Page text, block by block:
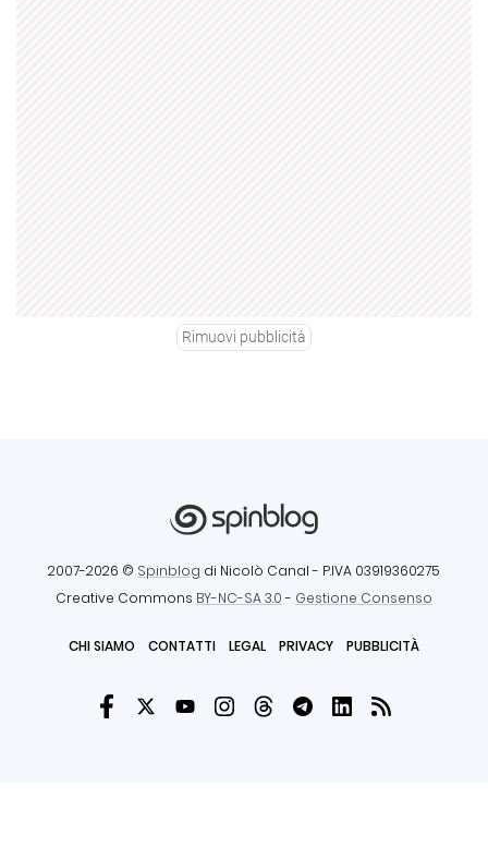
Rimuovi pubblicità
2007-2026 © Spinblog di Nicolò Canal - P.IVA 03919360275
Creative Commons BY-NC-SA 3.0- Gestione Consenso
CHI SIAMO CONTATTI LEGAL PRIVACY PUBBLICITÀ